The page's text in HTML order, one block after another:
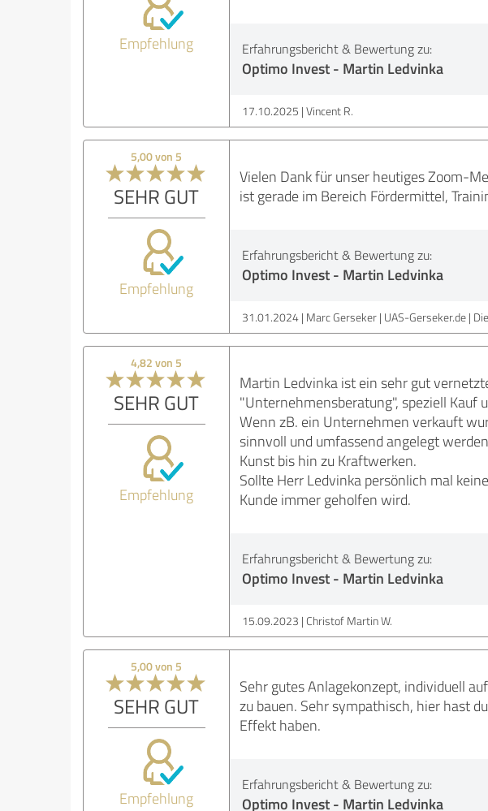
Empfehlung Erfahrungsbericht & Bewertung zu:
Optimo Invest - Martin Ledvinka
17.10.2025 Vincent R.
5,00 von 5
SEHR GUT
Empfehlung
Vielen Dank für unser heutiges Zoom-
ist gerade im Bereich Fördermittel,
Erfahrungsbericht & Bewertung zu:
Optimo Invest - Martin Ledvinka
31.01.2024 Marc Gerseker | UAS-Gerseker.de |
4,82 von 5
SEHR GUT
Empfehlung
Martin Ledvinka ist ein sehr gut
"Unternehmensberatung", speziell Kauf
Wenn zB. ein Unternehmen verkauft
sinnvoll und umfassend angelegt
Kunst bis hin zu Kraftwerken.
Sollte Herr Ledvinka persönlich mal
Kunde immer geholfen wird.
Erfahrungsbericht & Bewertung zu:
Optimo Invest - Martin Ledvinka
15.09.2023 Christof Martin W.
5,00 von 5
SEHR GUT
Empfehlung
Sehr gutes Anlagekonzept, individuell
zu bauen. Sehr sympathisch, hier hast
Effekt haben.
Erfahrungsbericht & Bewertung zu:
Optimo Invest - Martin Ledvinka